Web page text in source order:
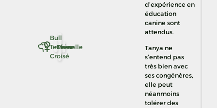
Chien
Bull
Terrier
Croisé
Femelle
d’expérience en
éducation
canine sont
attendus.
Tanya ne
s’entend pas
très bien avec
ses congénères,
elle peut
néanmoins
tolérer des